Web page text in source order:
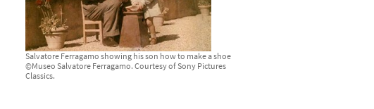
Salvatore Ferragamo showing his son how to make a shoe
©Museo Salvatore Ferragamo. Courtesy of Sony Pictures
Classics.